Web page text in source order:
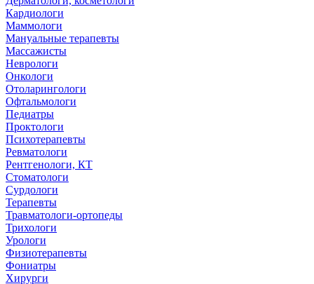
Кардиологи
Маммологи
Мануальные терапевты
Массажисты
Неврологи
Онкологи
Отоларингологи
Офтальмологи
Педиатры
Проктологи
Психотерапевты
Ревматологи
Рентгенологи, КТ
Стоматологи
Сурдологи
Терапевты
Травматологи-ортопеды
Трихологи
Урологи
Физиотерапевты
Фониатры
Хирурги